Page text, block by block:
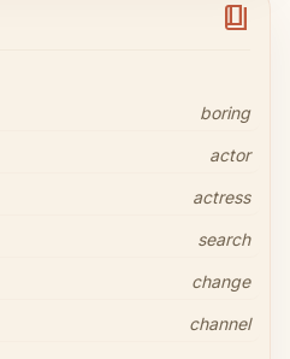
book_4
boring
actor
actress
search
change
channel